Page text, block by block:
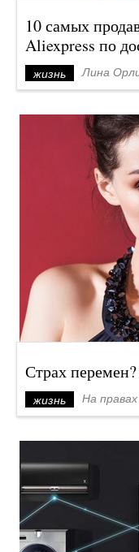
10 самых
Aliexpress по
жизнь Лина
Страх
жизнь На